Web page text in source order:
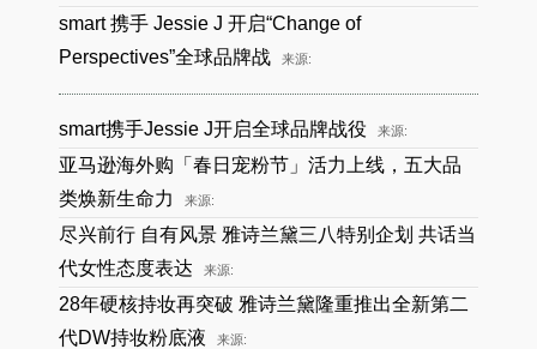
smart 携手 Jessie J 开启“Change of
Perspectives”全球品牌战
来源:
smart携手Jessie J开启全球品牌战役 来源:
亚马逊海外购「春日宠粉节」活力上线，五大品
类焕新生命力
来源:
尽兴前行 自有风景 雅诗兰黛三八特别企划 共话当
代女性态度表达
来源:
28年硬核持妆再突破 雅诗兰黛隆重推出全新第二
代DW持妆粉底液
来源: